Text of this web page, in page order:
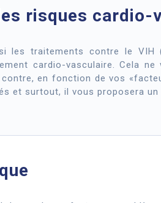
risques cardio-
les traitements contre le VIH
cardio-vasculaire. Cela
en fonction de vos
et surtout, il vous proposera un